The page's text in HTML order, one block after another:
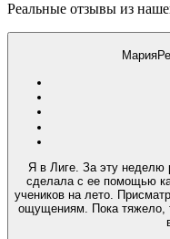
Реальные отзывы из
Мария
Я в Лиге. За эту неделю
сделала с ее помощью
учеников на лето.
ощущениям. Пока тяжело,